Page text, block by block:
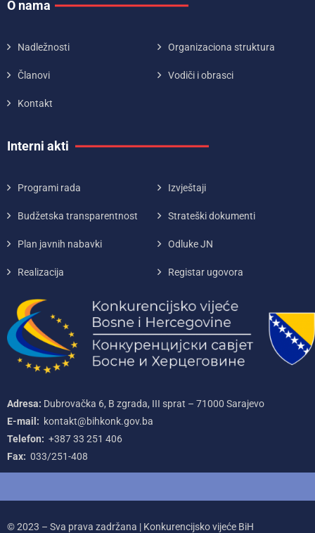
O nama
Nadležnosti Organizaciona struktura
Članovi Vodiči i obrasci
Kontakt
Interni akti
Programi rada Izvještaji
Budžetska transparentnost Strateški dokumenti
Plan javnih nabavki Odluke JN
Realizacija Registar ugovora
Adresa: Dubrovačka 6, B zgrada, III sprat – 71000‌ Sarajevo
E-mail: kontakt@bihkonk.gov.ba
Telefon: +387‌ 33‌ 251‌ 406
Fax: 033/251-408
© 2023 – Sva prava zadržana | Konkurencijsko vijeće BiH